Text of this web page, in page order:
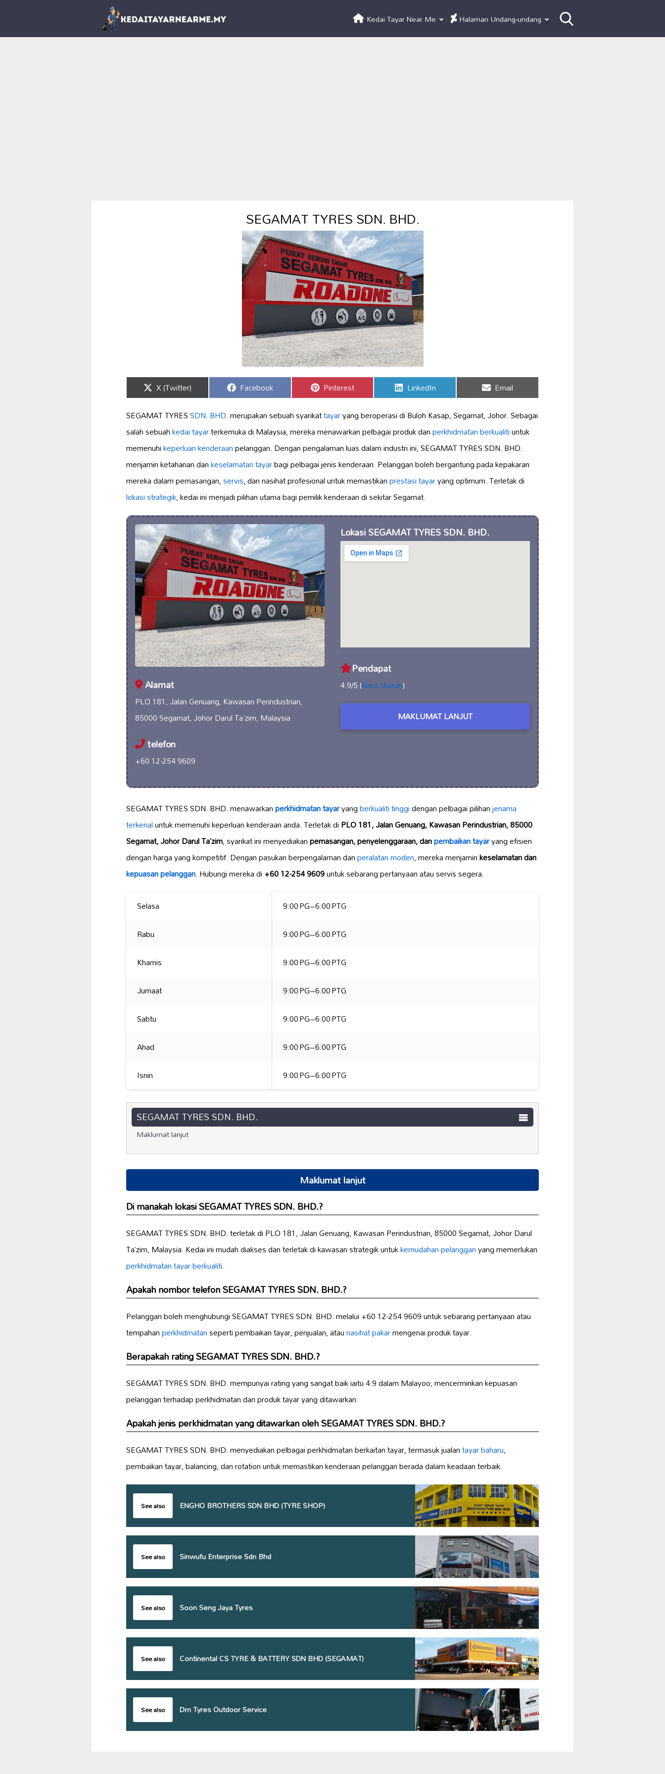
Kedai Tayar Near Me Halaman Undang-undang
SEGAMAT TYRES SDN. BHD.
Share
on
X (Twitter) Share
on
Facebook Share
on
Pinterest Share
on
LinkedIn Share
on
Email
SEGAMAT TYRESSDN. BHD.merupakan sebuah syarikattayaryang beroperasi di Buloh Kasap, Segamat, Johor. Sebagai
salah sebuahkedai tayarterkemuka di Malaysia, mereka menawarkan pelbagai produk danperkhidmatan berkualitiuntuk
memenuhikeperluan kenderaanpelanggan. Dengan pengalaman luas dalam industri ini, SEGAMAT TYRES SDN. BHD.
menjamin ketahanan dankeselamatan tayarbagi pelbagai jenis kenderaan. Pelanggan boleh bergantung pada kepakaran
mereka dalam pemasangan,servis, dan nasihat profesional untuk memastikanprestasi tayaryang optimum. Terletak di
lokasi strategik, kedai ini menjadi pilihan utama bagi pemilik kenderaan di sekitar Segamat.
Alamat
PLO 181, Jalan Genuang, Kawasan Perindustrian,
85000 Segamat, Johor Darul Ta'zim, Malaysia
telefon
+60 12-254 9609
Lokasi SEGAMAT TYRES SDN. BHD.
Pendapat
4.9/5 (Baca Ulasan)
MAKLUMAT LANJUT
SEGAMAT TYRES SDN. BHD. menawarkanperkhidmatan tayaryangberkualiti tinggidengan pelbagai pilihanjenama
terkenaluntuk memenuhi keperluan kenderaan anda. Terletak diPLO 181, Jalan Genuang, Kawasan Perindustrian, 85000
Segamat, Johor Darul Ta’zim, syarikat ini menyediakanpemasangan, penyelenggaraan, danpembaikan tayaryang efisien
dengan harga yang kompetitif. Dengan pasukan berpengalaman danperalatan moden, mereka menjaminkeselamatan dan
kepuasan pelanggan. Hubungi mereka di+60 12-254 9609untuk sebarang pertanyaan atau servis segera.
Selasa
9:00 PG–6:00 PTG
Rabu
9:00 PG–6:00 PTG
Khamis
9:00 PG–6:00 PTG
Jumaat
9:00 PG–6:00 PTG
Sabtu
9:00 PG–6:00 PTG
Ahad
9:00 PG–6:00 PTG
Isnin
9:00 PG–6:00 PTG
SEGAMAT TYRES SDN. BHD.
Maklumat lanjut
Maklumat lanjut
Di manakah lokasi SEGAMAT TYRES SDN. BHD.?
SEGAMAT TYRES SDN. BHD. terletak di PLO 181, Jalan Genuang, Kawasan Perindustrian, 85000 Segamat, Johor Darul
Ta’zim, Malaysia. Kedai ini mudah diakses dan terletak di kawasan strategik untukkemudahan pelangganyang memerlukan
perkhidmatan tayar berkualiti.
Apakah nombor telefon SEGAMAT TYRES SDN. BHD.?
Pelanggan boleh menghubungi SEGAMAT TYRES SDN. BHD. melalui +60 12-254 9609 untuk sebarang pertanyaan atau
tempahanperkhidmatanseperti pembaikan tayar, penjualan, ataunasihat pakarmengenai produk tayar.
Berapakah rating SEGAMAT TYRES SDN. BHD.?
SEGAMAT TYRES SDN. BHD. mempunyai rating yang sangat baik iaitu 4.9 dalam Malayoo, mencerminkan kepuasan
pelanggan terhadap perkhidmatan dan produk tayar yang ditawarkan.
Apakah jenis perkhidmatan yang ditawarkan oleh SEGAMAT TYRES SDN. BHD.?
SEGAMAT TYRES SDN. BHD. menyediakan pelbagai perkhidmatan berkaitan tayar, termasuk jualantayar baharu,
pembaikan tayar, balancing, dan rotation untuk memastikan kenderaan pelanggan berada dalam keadaan terbaik.
See also ENGHO BROTHERS SDN BHD (TYRE SHOP)
See also Sinwufu Enterprise Sdn Bhd
See also Soon Seng Jaya Tyres
See also Continental CS TYRE & BATTERY SDN BHD (SEGAMAT)
See also Dm Tyres Outdoor Service